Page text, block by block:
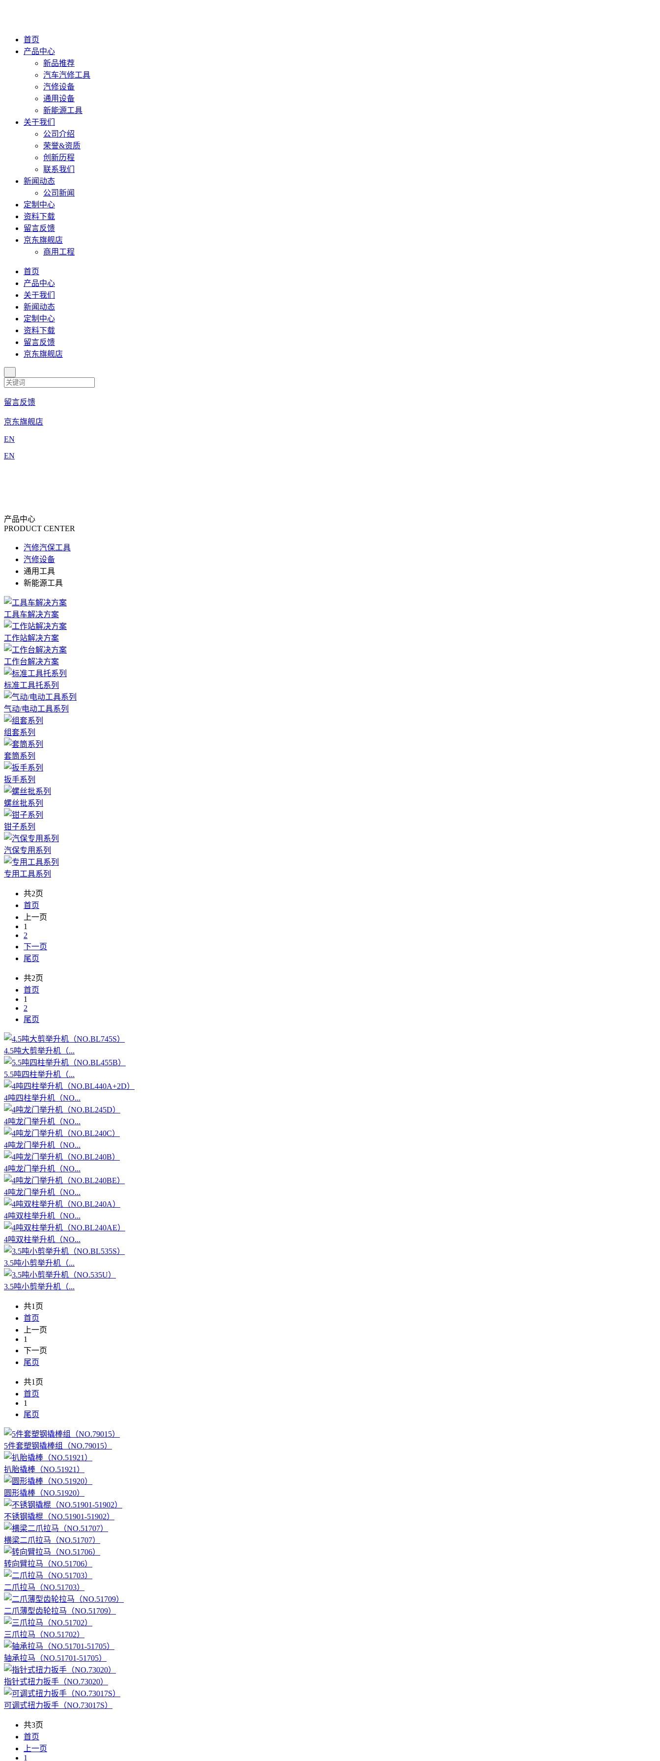
首页
产品中心
新品推荐
汽车汽修工具
汽修设备
通用设备
新能源工具
关于我们
公司介绍
荣誉&资质
创新历程
联系我们
新闻动态
公司新闻
定制中心
资料下载
留言反馈
京东旗舰店
商用工程
首页
产品中心
关于我们
新闻动态
定制中心
资料下载
留言反馈
京东旗舰店
留言反馈
京东旗舰店
EN
EN
产品中心
PRODUCT CENTER
汽修汽保工具
汽修设备
通用工具
新能源工具
工具车解决方案
工作站解决方案
工作台解决方案
标准工具托系列
气动/电动工具系列
组套系列
套筒系列
扳手系列
螺丝批系列
钳子系列
汽保专用系列
专用工具系列
共2页
首页
上一页
1
2
下一页
尾页
共2页
首页
1
2
尾页
4.5吨大剪举升机（...
5.5吨四柱举升机（...
4吨四柱举升机（NO...
4吨龙门举升机（NO...
4吨龙门举升机（NO...
4吨龙门举升机（NO...
4吨龙门举升机（NO...
4吨双柱举升机（NO...
4吨双柱举升机（NO...
3.5吨小剪举升机（...
3.5吨小剪举升机（...
共1页
首页
上一页
1
下一页
尾页
共1页
首页
1
尾页
5件套塑钢撬棒组（NO.79015）
扒胎撬棒（NO.51921）
圆形撬棒（NO.51920）
不锈钢撬棍（NO.51901-51902）
横梁二爪拉马（NO.51707）
转向臂拉马（NO.51706）
二爪拉马（NO.51703）
二爪薄型齿轮拉马（NO.51709）
三爪拉马（NO.51702）
轴承拉马（NO.51701-51705）
指针式扭力扳手（NO.73020）
可调式扭力扳手（NO.73017S）
共3页
首页
上一页
1